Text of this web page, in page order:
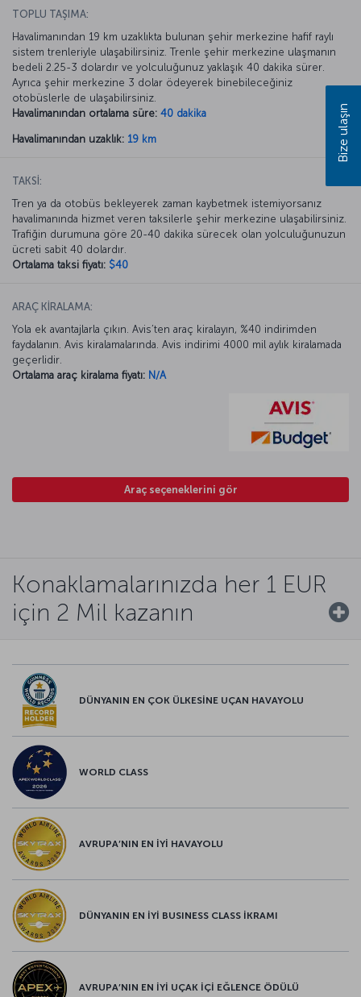
TOPLU TAŞIMA:
Havalimanından 19 km uzaklıkta bulunan şehir merkezine hafif raylı
sistem trenleriyle ulaşabilirsiniz. Trenle şehir merkezine ulaşmanın
bedeli 2.25-3 dolardır ve yolculuğunuz yaklaşık 40 dakika sürer.
Ayrıca şehir merkezine 3 dolar ödeyerek binebileceğiniz
otobüslerle de ulaşabilirsiniz.
Havalimanından ortalama süre: 40 dakika
Havalimanından uzaklık: 19 km
TAKSİ:
Tren ya da otobüs bekleyerek zaman kaybetmek istemiyorsanız
havalimanında hizmet veren taksilerle şehir merkezine ulaşabilirsiniz.
Trafiğin durumuna göre 20-40 dakika sürecek olan yolculuğunuzun
ücreti sabit 40 dolardır.
Ortalama taksi fiyatı: $40
ARAÇ KİRALAMA:
Yola ek avantajlarla çıkın. Avis’ten araç kiralayın, %40 indirimden
faydalanın. Avis kiralamalarında. Avis indirimi 4000 mil aylık kiralamada
geçerlidir.
Ortalama araç kiralama fiyatı: N/A
Araç seçeneklerini gör
Konaklamalarınızda her 1 EUR
için 2 Mil kazanın
DÜNYANIN EN ÇOK ÜLKESİNE UÇAN HAVAYOLU
WORLD CLASS
AVRUPA’NIN EN İYİ HAVAYOLU
DÜNYANIN EN İYİ BUSINESS CLASS İKRAMI
AVRUPA’NIN EN İYİ UÇAK İÇİ EĞLENCE ÖDÜLÜ
Bize ulaşın